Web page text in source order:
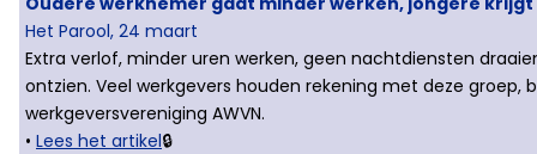
Het Parool, 24 maart
Extra verlof, minder uren werken, geen nachtdiensten
ontzien. Veel werkgevers houden rekening met deze groep,
werkgeversvereniging AWVN.
• Lees het artikel🔒